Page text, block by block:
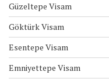
Güzeltepe Visam
Göktürk Visam
Esentepe Visam
Emniyettepe Visam